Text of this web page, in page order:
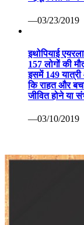
—03/23/2019
इथोपियाई
157 लोगों की
इसमें 149
कि राहत और
जीवित होने या
—03/10/2019